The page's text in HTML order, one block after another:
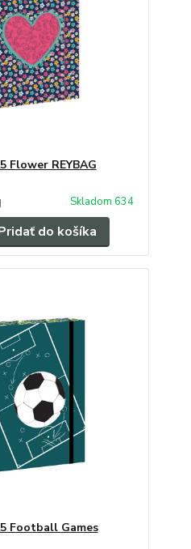
Flower REYBAG
Skladom 634
do košíka
Football Games